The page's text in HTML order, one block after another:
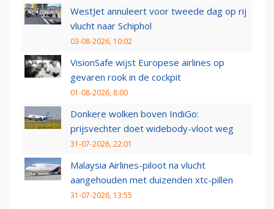
WestJet annuleert voor tweede dag op rij
vlucht naar Schiphol
03-08-2026, 10:02
VisionSafe wijst Europese airlines op
gevaren rook in de cockpit
01-08-2026, 8:00
Donkere wolken boven IndiGo:
prijsvechter doet widebody-vloot weg
31-07-2026, 22:01
Malaysia Airlines-piloot na vlucht
aangehouden met duizenden xtc-pillen
31-07-2026, 13:55